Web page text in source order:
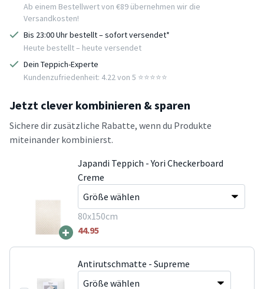
Ab einem Bestellwert von €89 übernehmen wir die
Versandkosten!
Bis 23:00 Uhr bestellt – sofort versendet*
Heute bestellt – heute versendet
Dein Teppich-Experte
Kundenzufriedenheit: 4.22 von 5 ⭐️⭐️⭐️⭐️⭐️
Jetzt clever kombinieren & sparen
Sichere dir zusätzliche Rabatte, wenn du Produkte
miteinander kombinierst.
+
Japandi Teppich - Yori Checkerboard
Creme
80x150cm
44.95
Antirutschmatte - Supreme